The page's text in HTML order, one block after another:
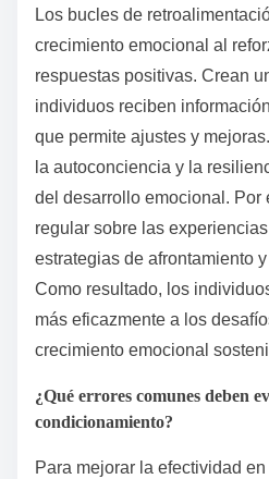
Los bucles de
crecimiento emocional al
respuestas positivas. Crean
individuos reciben
que permite ajustes y
la autoconciencia y la
del desarrollo emocional. Por
regular sobre las
estrategias de afrontamiento
Como resultado, los
más eficazmente a los
crecimiento emocional
¿Qué errores comunes deben
condicionamiento?
Para mejorar la efectividad